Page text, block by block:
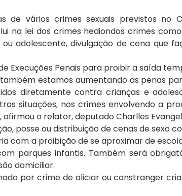
de vários crimes sexuais previstos no
na lei dos crimes hediondos crimes
adolescente, divulgação de cena que
Execuções Penais para proibir a saída
também estamos aumentando as penas
diretamente contra crianças e
situações, nos crimes envolvendo a
afirmou o relator, deputado Charlles
posse ou distribuição de cenas de sexo
com a proibição de se aproximar de
parques infantis. Também será
domiciliar.
por crime de aliciar ou constranger